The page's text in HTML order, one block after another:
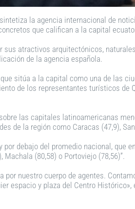
la agencia internacional de
que califican a la capital
atractivos arquitectónicos,
de la agencia española.
sitúa a la capital como una de las
de los representantes turísticos de
las capitales latinoamericanas
de la región como Caracas (47,9),
debajo del promedio nacional, que
(80,58) o Portoviejo (78,56)”.
nuestro cuerpo de agentes.
y plaza del Centro